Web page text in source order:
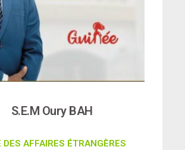
S.E.M Oury BAH
DES AFFAIRES ÉTRANGÈRES